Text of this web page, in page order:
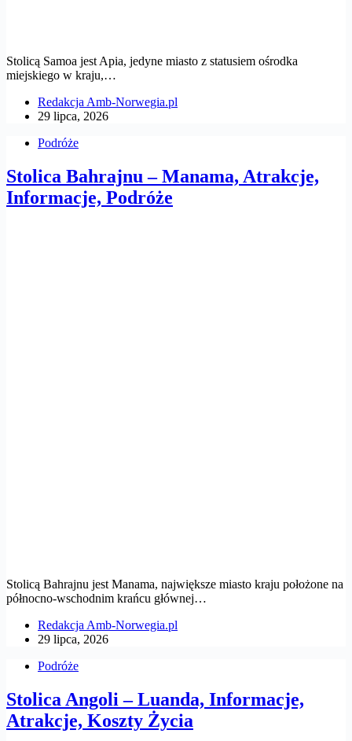
Stolicą Samoa jest Apia, jedyne miasto z statusiem ośrodka
miejskiego w kraju,…
Redakcja Amb-Norwegia.pl
29 lipca, 2026
Podróże
Stolica Bahrajnu – Manama, Atrakcje,
Informacje, Podróże
Stolicą Bahrajnu jest Manama, największe miasto kraju położone na
północno-wschodnim krańcu głównej…
Redakcja Amb-Norwegia.pl
29 lipca, 2026
Podróże
Stolica Angoli – Luanda, Informacje,
Atrakcje, Koszty Życia